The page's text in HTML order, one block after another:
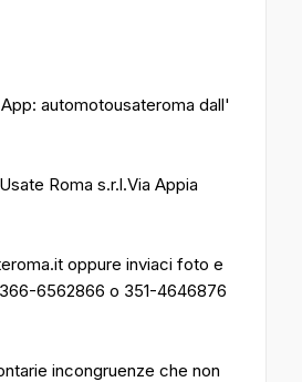
automotousateroma dall'
Roma s.r.l.Via Appia
oppure inviaci foto e
6562866 o 351-4646876
incongruenze che non